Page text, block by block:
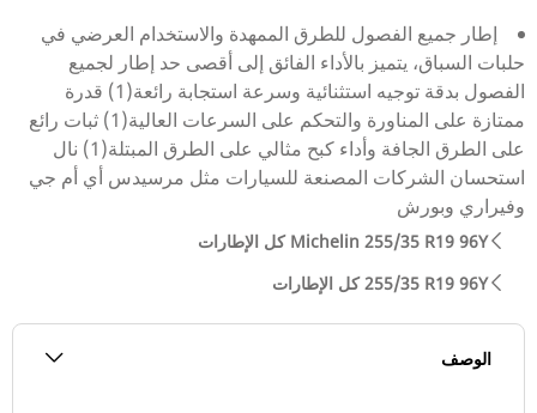
إطار جميع الفصول للطرق الممهدة والاستخدام العرضي في
حلبات السباق، يتميز بالأداء الفائق إلى أقصى حد إطار لجميع
الفصول بدقة توجيه استثنائية وسرعة استجابة رائعة(1) قدرة
ممتازة على المناورة والتحكم على السرعات العالية(1) ثبات رائع
على الطرق الجافة وأداء كبح مثالي على الطرق المبتلة(1) نال
استحسان الشركات المصنعة للسيارات مثل مرسيدس أي أم جي
وفيراري وبورش
كل الإطارات Michelin 255/35 R19 96Y
كل الإطارات‎ 255/35 R19 96Y
الوصف